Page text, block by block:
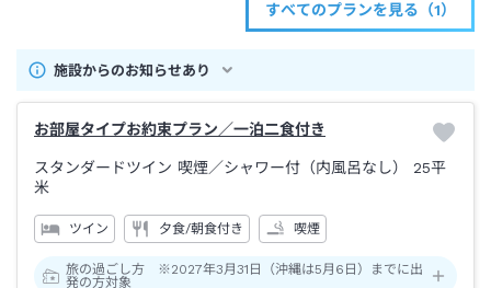
すべてのプランを見る（1）
施設からのお知らせあり
お部屋タイプお約束プラン／一泊二食付き
スタンダードツイン 喫煙／シャワー付（内風呂なし） 25平
米
ツイン 夕食/朝食付き 喫煙
旅の過ごし方 ※2027年3月31日（沖縄は5月6日）までに出
発の方対象